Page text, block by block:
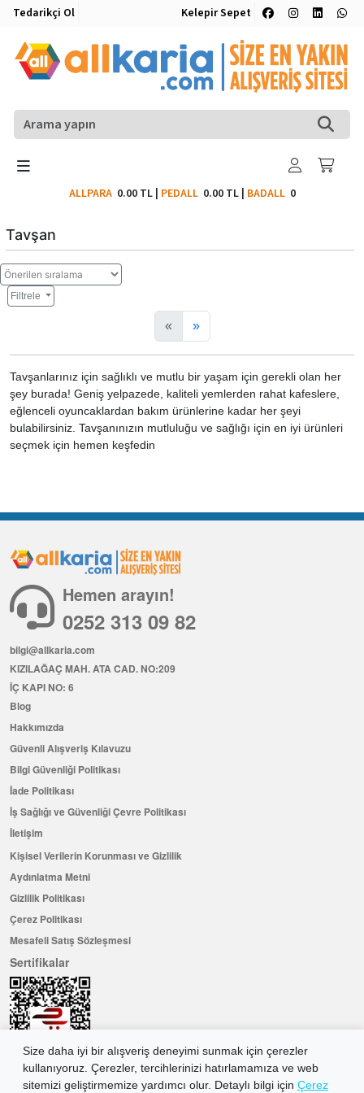
Tedarikçi Ol Kelepir Sepet
ALLPARA 0.00 TL| PEDALL 0.00 TL| BADALL0
Tavşan
Filtrele
« »
Tavşanlarınız için sağlıklı ve mutlu bir yaşam için gerekli olan her
şey burada! Geniş yelpazede, kaliteli yemlerden rahat kafeslere,
eğlenceli oyuncaklardan bakım ürünlerine kadar her şeyi
bulabilirsiniz. Tavşanınızın mutluluğu ve sağlığı için en iyi ürünleri
seçmek için hemen keşfedin
Size daha iyi bir alışveriş deneyimi sunmak için çerezler
kullanıyoruz. Çerezler, tercihlerinizi hatırlamamıza ve web
sitemizi geliştirmemize yardımcı olur. Detaylı bilgi için Çerez
Hemen arayın!
0252 313 09 82
bilgi@allkaria.com
KIZILAĞAÇ MAH. ATA CAD. NO:209
İÇ KAPI NO: 6
Blog
Hakkımızda
Güvenli Alışveriş Kılavuzu
Bilgi Güvenliği Politikası
İade Politikası
İş Sağlığı ve Güvenliği Çevre Politikası
İletişim
Kişisel Verilerin Korunması ve Gizlilik
Aydınlatma Metni
Gizlilik Politikası
Çerez Politikası
Mesafeli Satış Sözleşmesi
Sertifikalar